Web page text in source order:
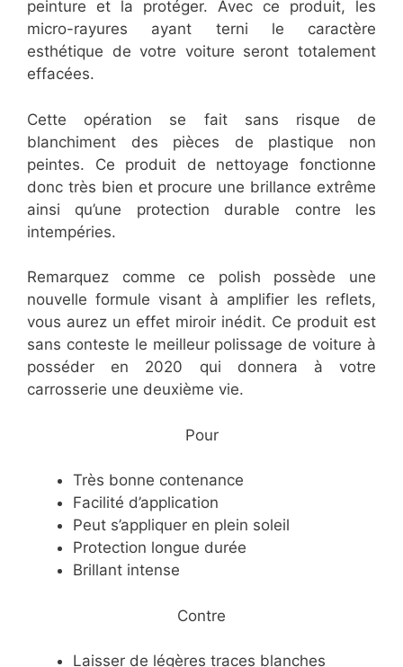
peinture et la protéger. Avec ce produit, les
micro-rayures ayant terni le caractère
esthétique de votre voiture seront totalement
effacées.
Cette opération se fait sans risque de
blanchiment des pièces de plastique non
peintes. Ce produit de nettoyage fonctionne
donc très bien et procure une brillance extrême
ainsi qu’une protection durable contre les
intempéries.
Remarquez comme ce polish possède une
nouvelle formule visant à amplifier les reflets,
vous aurez un effet miroir inédit. Ce produit est
sans conteste le meilleur polissage de voiture à
posséder en 2020 qui donnera à votre
carrosserie une deuxième vie.
​Pour
​Très bonne contenance
​Facilité d’application
​Peut s’appliquer en plein soleil
​Protection longue durée
​Brillant intense
​Contre
​Laisser de légères traces blanches